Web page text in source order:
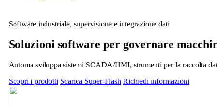
Software industriale, supervisione e integrazione dati
Soluzioni software per governare
Automa sviluppa sistemi SCADA/HMI, strumenti per la raccolta
Scopri i prodotti Scarica Super-Flash Richiedi informazioni